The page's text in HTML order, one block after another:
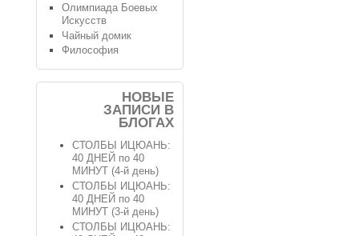
Олимпиада Боевых
Искусств
Чайный домик
Философия
НОВЫЕ
ЗАПИСИ В
БЛОГАХ
СТОЛБЫ ИЦЮАНЬ:
40 ДНЕЙ по 40
МИНУТ (4-й день)
СТОЛБЫ ИЦЮАНЬ:
40 ДНЕЙ по 40
МИНУТ (3-й день)
СТОЛБЫ ИЦЮАНЬ: